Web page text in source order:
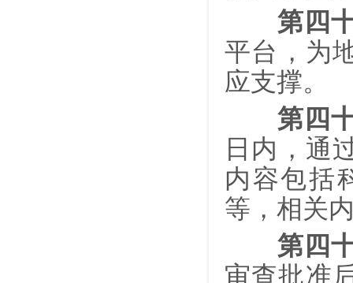
第四
平台，为
应支撑。
第四
日内，通
内容包括
等，相关
第四
审查批准